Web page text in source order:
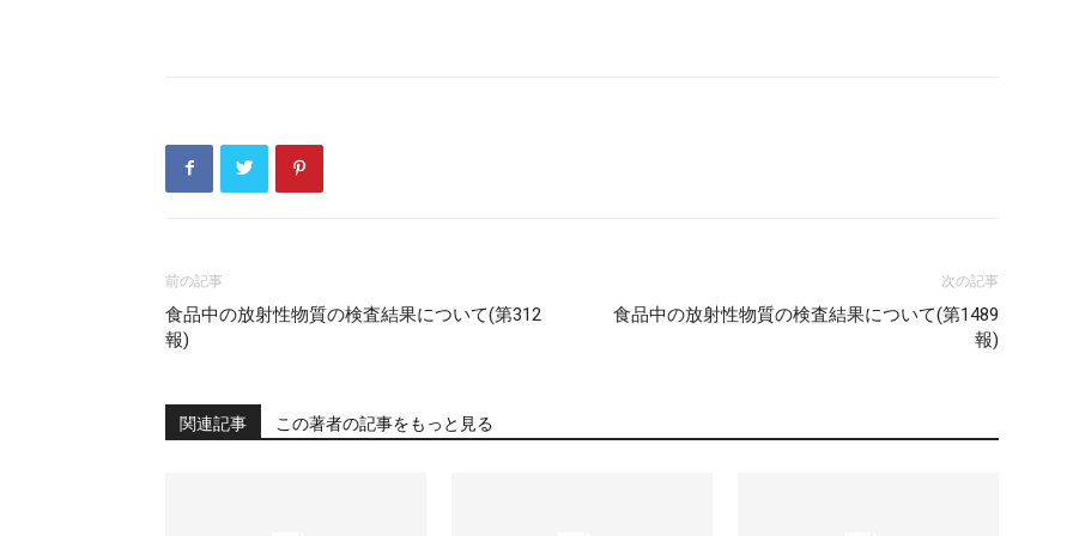
前の記事
食品中の放射性物質の検査結果について(第312
報)
次の記事
食品中の放射性物質の検査結果について(第1489
報)
関連記事 この著者の記事をもっと見る